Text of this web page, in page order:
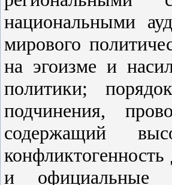
национальными
мирового
на эгоизме и
политики;
подчинения,
содержащий
конфликтогенность
и официальные